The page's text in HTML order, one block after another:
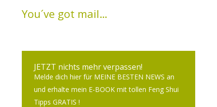
You´ve got mail…
JETZT nichts mehr verpassen!
Melde dich hier für MEINE BESTEN NEWS an
und erhalte mein E-BOOK mit tollen Feng Shui
Tipps GRATIS !